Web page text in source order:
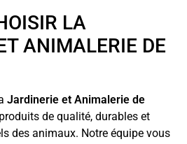
LA
ANIMALERIE DE
Jardinerie et Animalerie de
de qualité, durables et
des animaux. Notre équipe vous